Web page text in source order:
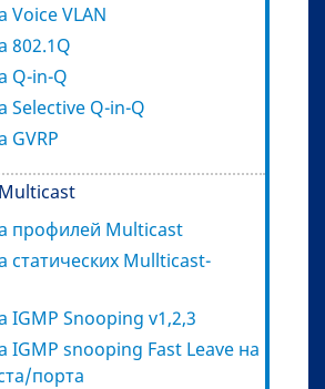
Voice VLAN
802.1Q
Q-in-Q
Selective Q-in-Q
GVRP
профилей Multicast
статических Mullticast-
IGMP Snooping v1,2,3
IGMP snooping Fast Leave на
порта